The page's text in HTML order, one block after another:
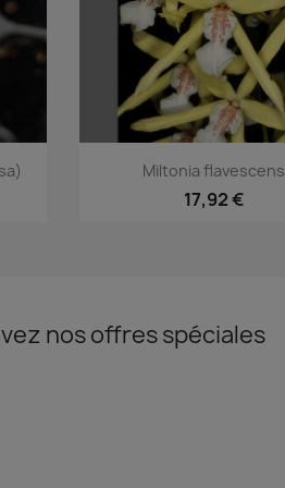
Aperçu rapide
Miltonia flavescens
17,92 €
nos offres spéciales